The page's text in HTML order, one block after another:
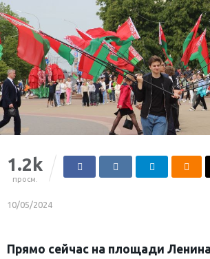
1.2k
просм.
10/05/2024
Прямо сейчас на площади